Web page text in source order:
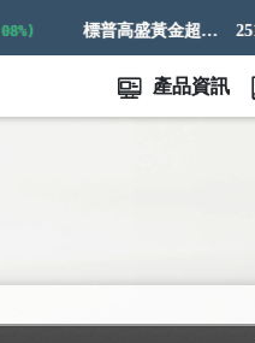
標普高盛黃金超額回報指數 251.58
產品資訊